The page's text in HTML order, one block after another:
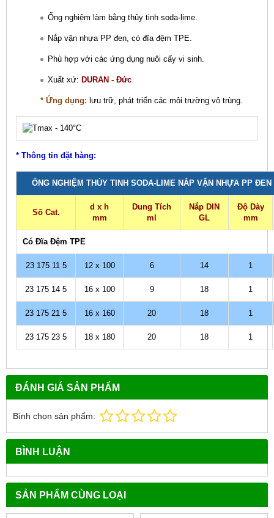
Ống nghiệm làm bằng thủy tinh soda-lime.
Nắp vặn nhựa PP đen, có đĩa đệm TPE.
Phù hợp với các ứng dụng nuôi cấy vi sinh.
Xuất xứ: DURAN - Đức
* Ứng dụng: lưu trữ, phát triển các môi trường vô trùng.
* Thông tin đặt hàng:
ỐNG NGHIỆM THỦY TINH SODA-LIME NẮP VẶN NHỰA PP ĐEN
Số Cat.
d x h
mm
Dung Tích
ml
Nắp DIN
GL
Độ Dày
mm
Có Đĩa Đệm TPE
23 175 11 5 12 x 100 6 14 1
23 175 14 5 16 x 100 9 18 1
23 175 21 5 16 x 160 20 18 1
23 175 23 5 18 x 180 20 18 1
ĐÁNH GIÁ SẢN PHẨM
Bình chọn sản phẩm:
BÌNH LUẬN
SẢN PHẨM CÙNG LOẠI